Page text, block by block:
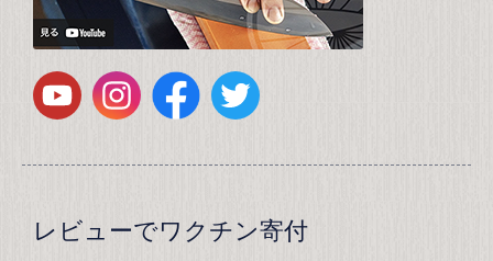
レビューでワクチン寄付